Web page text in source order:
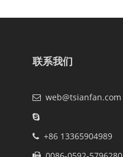
联系我们
web@tsianfan.com
+86 13365904989